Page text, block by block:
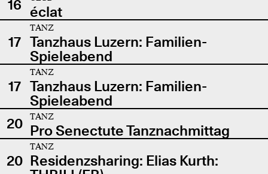
16 éclat
17
TANZ
Tanzhaus Luzern: Familien-
Spieleabend
17
TANZ
Tanzhaus Luzern: Familien-
Spieleabend
20
TANZ
Pro Senectute Tanznachmittag
20
TANZ
Residenzsharing: Elias Kurth: